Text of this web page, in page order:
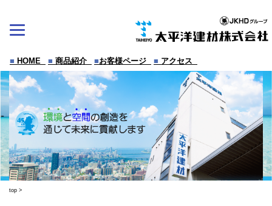
content
■ HOME ■ 商品紹介 ■お客様ページ ■ アクセス
top >